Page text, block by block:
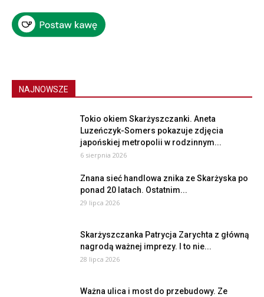
NAJNOWSZE
Tokio okiem Skarżyszczanki. Aneta
Luzeńczyk-Somers pokazuje zdjęcia
japońskiej metropolii w rodzinnym...
6 sierpnia 2026
Znana sieć handlowa znika ze Skarżyska po
ponad 20 latach. Ostatnim...
29 lipca 2026
Skarżyszczanka Patrycja Zarychta z główną
nagrodą ważnej imprezy. I to nie...
28 lipca 2026
Ważna ulica i most do przebudowy. Ze